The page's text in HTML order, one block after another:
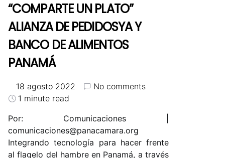
“COMPARTE UN PLATO”
ALIANZA DE PEDIDOSYA Y
BANCO DE ALIMENTOS
PANAMÁ
18 agosto 2022
No comments
1 minute read
Por: Comunicaciones |
comunicaciones@panacamara.org
Integrando tecnología para hacer frente
al flagelo del hambre en Panamá, a través